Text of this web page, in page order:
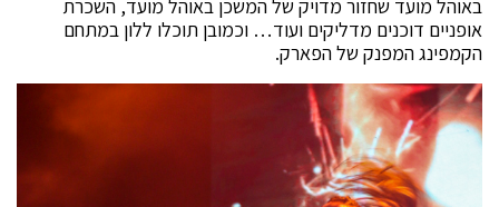
באוהל מועד שחזור מדויק של המשכן באוהל מועד, השכרת
אופניים דוכנים מדליקים ועוד… וכמובן תוכלו ללון במתחם
הקמפינג המפנק של הפארק.